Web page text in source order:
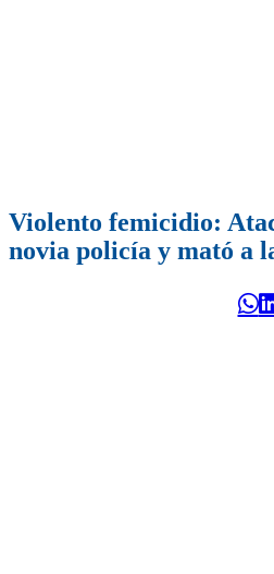
Violento femicidio:
novia policía y mató a